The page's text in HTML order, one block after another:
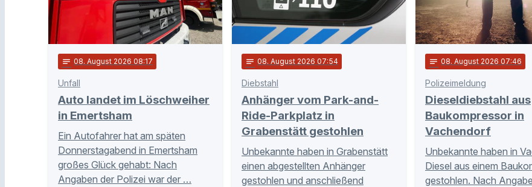
notes 08. August 2026 08:17
Unfall
Auto landet im Löschweiher
in Emertsham
Ein Autofahrer hat am späten
Donnerstagabend in Emertsham
großes Glück gehabt: Nach
Angaben der Polizei war der …
notes 08. August 2026 07:54
Diebstahl
Anhänger vom Park-and-
Ride-Parkplatz in
Grabenstätt gestohlen
Unbekannte haben in Grabenstätt
einen abgestellten Anhänger
gestohlen und anschließend
notes 08. August 2026 07:46
Polizeimeldung
Dieseldiebstahl aus
Baukompressor in
Vachendorf
Unbekannte haben in
Diesel aus einem
gestohlen. Nach